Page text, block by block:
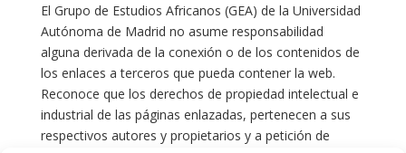
El Grupo de Estudios Africanos (GEA) de la Universidad
Autónoma de Madrid no asume responsabilidad
alguna derivada de la conexión o de los contenidos de
los enlaces a terceros que pueda contener la web.
Reconoce que los derechos de propiedad intelectual e
industrial de las páginas enlazadas, pertenecen a sus
respectivos autores y propietarios y a petición de